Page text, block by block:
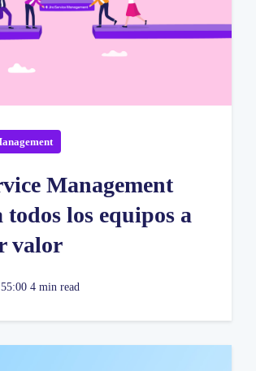
Management
todos los equipos a
valor
4 min read